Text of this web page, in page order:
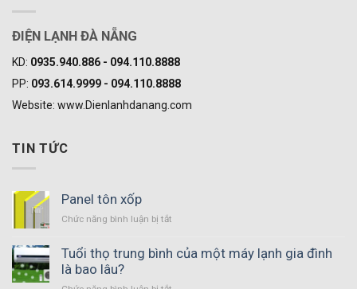
ĐIỆN LẠNH ĐÀ NẴNG
KD: 0935.940.886 - 094.110.8888
PP: 093.614.9999 - 094.110.8888
Website: www.Dienlanhdanang.com
TIN TỨC
Panel tôn xốp
Chức năng bình luận bị tắt
xốp
Tuổi thọ trung bình của một máy lạnh gia đình
là bao lâu?